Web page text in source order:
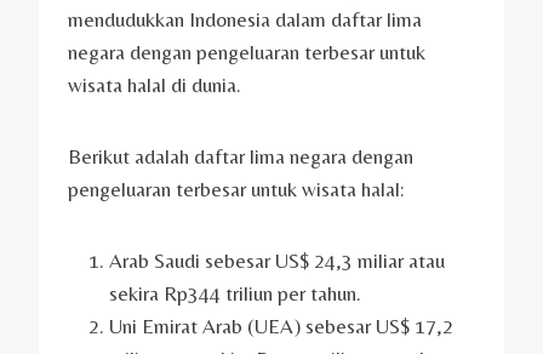
mendudukkan Indonesia dalam daftar lima
negara dengan pengeluaran terbesar untuk
wisata halal di dunia.
Berikut adalah daftar lima negara dengan
pengeluaran terbesar untuk wisata halal:
Arab Saudi sebesar US$ 24,3 miliar atau
sekira Rp344 triliun per tahun.
Uni Emirat Arab (UEA) sebesar US$ 17,2